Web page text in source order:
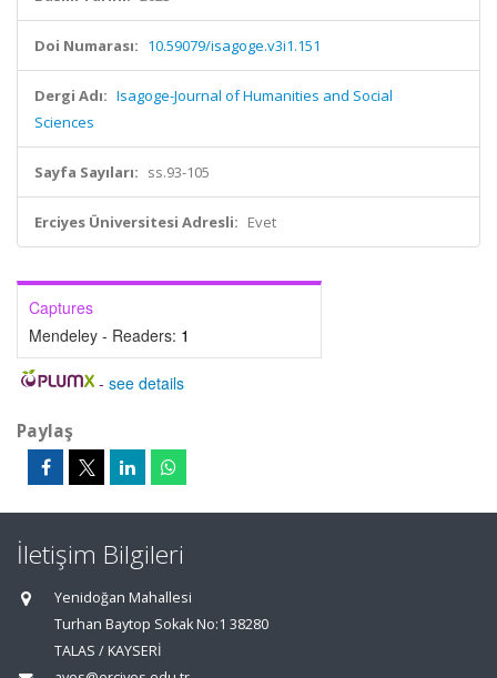
Doi Numarası: 10.59079/isagoge.v3i1.151
Dergi Adı: Isagoge-Journal of Humanities and Social
Sciences
Sayfa Sayıları: ss.93-105
Erciyes Üniversitesi Adresli: Evet
Captures
Mendeley - Readers: 1
- see details
Paylaş
İletişim Bilgileri
Yenidoğan Mahallesi
Turhan Baytop Sokak No:1 38280
TALAS / KAYSERİ